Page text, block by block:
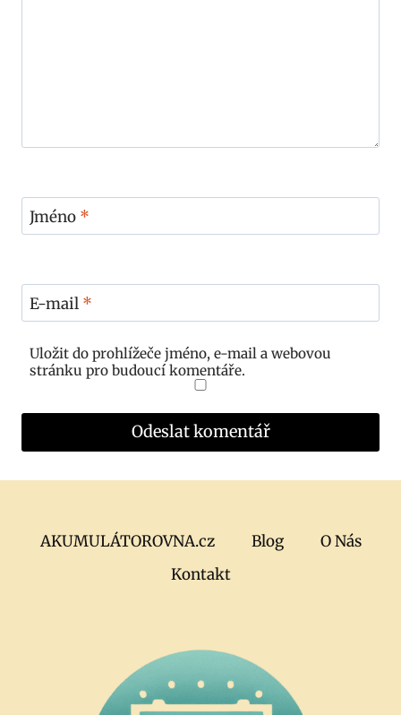
Jméno *
E-mail *
Uložit do prohlížeče jméno, e-mail a webovou
stránku pro budoucí komentáře.
AKUMULÁTOROVNA.cz Blog
O Nás
Kontakt